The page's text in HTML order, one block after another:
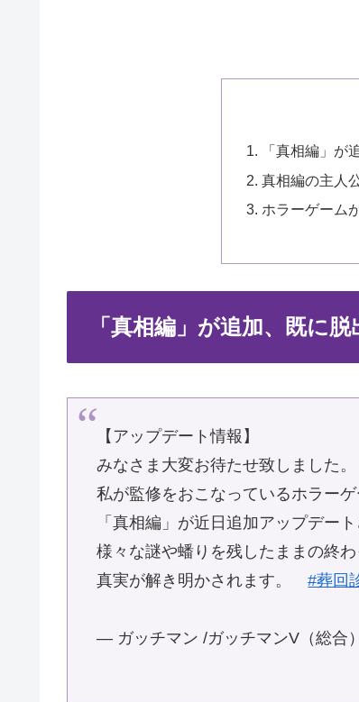
「真相編」が
真相編の主人
ホラーゲーム
「真相編」が追加、既に
【アップデート情報】
みなさま大変お待たせ致しました。
私が監修をおこなっているホラー
「真相編」が近日追加アップデート
様々な謎や蟠りを残したままの終
真実が解き明かされます。#葬回
— ガッチマン /ガッチマンV（総合